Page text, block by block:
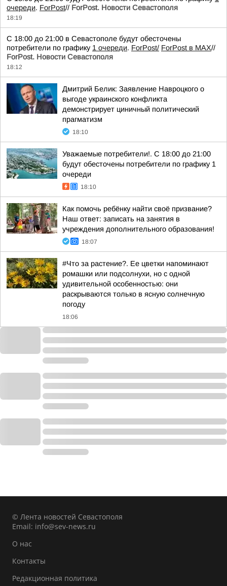
очереди. ForPost// ForPost. Новости Севастополя
18:19
С 18:00 до 21:00 в Севастополе будут обесточены
потребители по графику 1 очереди. ForPost/ ForPost в MAX//
ForPost. Новости Севастополя
18:12
Дмитрий Белик: Заявление Навроцкого о
выгоде украинского конфликта
демонстрирует циничный политический
прагматизм
18:10
Уважаемые потребители!. С 18:00 до 21:00
будут обесточены потребители по графику 1
очереди
18:10
Как помочь ребёнку найти своё призвание?
Наш ответ: записать на занятия в
учреждения дополнительного образования!
18:07
#Что за растение?. Ее цветки напоминают
ромашки или подсолнухи, но с одной
удивительной особенностью: они
раскрываются только в ясную солнечную
погоду
18:06
© Лента новостей Севастополя
Email: info@sev-news.ru
О нас
Контакты
Редакционная политика